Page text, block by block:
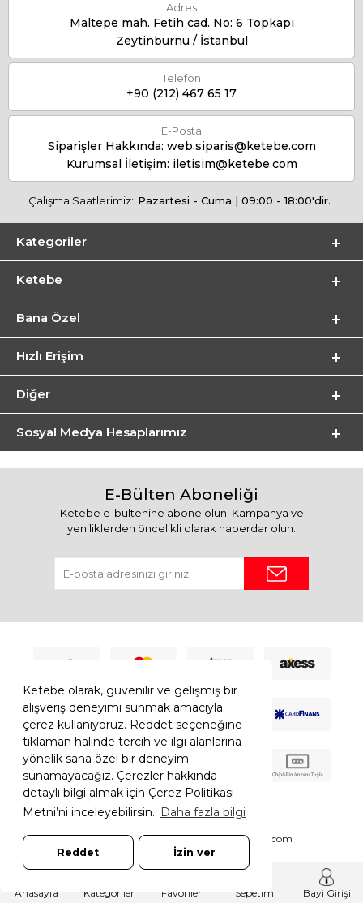
Ketebe olarak, güvenilir ve gelişmiş bir
alışveriş deneyimi sunmak amacıyla
çerez kullanıyoruz. Reddet seçeneğine
tıklaman halinde tercih ve ilgi alanlarına
yönelik sana özel bir deneyim
sunamayacağız. Çerezler hakkında
detaylı bilgi almak için Çerez Politikası
Metni’ni inceleyebilirsin. Daha fazla bilgi
Reddet İzin ver
Anasayfa Kategoriler Favoriler Sepetim Bayi Girişi
Adres
Maltepe mah. Fetih cad. No: 6 Topkapı
Zeytinburnu / İstanbul
Telefon
+90 (212) 467 65 17
E-Posta
Siparişler Hakkında: web.siparis@ketebe.com
Kurumsal İletişim: iletisim@ketebe.com
Çalışma Saatlerimiz: Pazartesi - Cuma | 09:00 - 18:00'dir.
Kategoriler
Ketebe
Bana Özel
Hızlı Erişim
Diğer
Sosyal Medya Hesaplarımız
E-Bülten Aboneliği
Ketebe e-bültenine abone olun. Kampanya ve
yeniliklerden öncelikli olarak haberdar olun.
© 2026 Ketebe Tüm Hakkı Saklıdır. Ketebe.com
7308052261181544